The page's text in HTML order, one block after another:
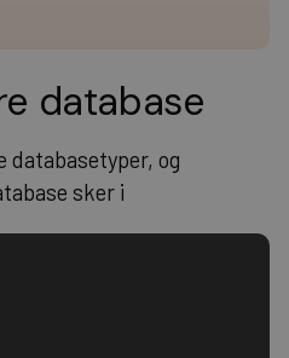
database
og
sker i